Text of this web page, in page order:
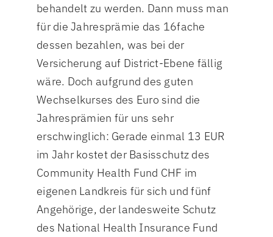
behandelt zu werden. Dann muss man
für die Jahresprämie das 16fache
dessen bezahlen, was bei der
Versicherung auf District-Ebene fällig
wäre. Doch aufgrund des guten
Wechselkurses des Euro sind die
Jahresprämien für uns sehr
erschwinglich: Gerade einmal 13 EUR
im Jahr kostet der Basisschutz des
Community Health Fund CHF im
eigenen Landkreis für sich und fünf
Angehörige, der landesweite Schutz
des National Health Insurance Fund